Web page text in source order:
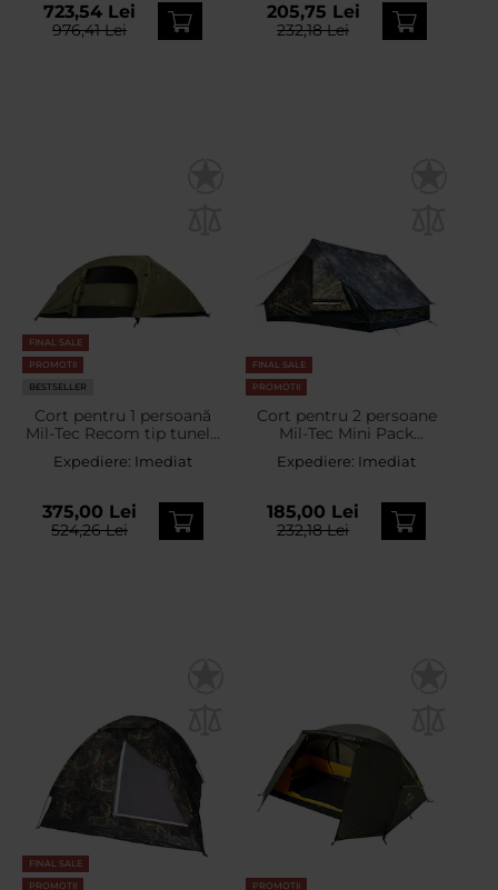
723,54 Lei
976,41 Lei
205,75 Lei
232,18 Lei
FINAL SALE
PROMOTII
BESTSELLER
Cort pentru 1 persoană
Mil-Tec Recom tip tunel -
Expediere: Imediat
375,00 Lei
524,26 Lei
FINAL SALE
PROMOTII
Cort pentru 2 persoane
Mil-Tec Mini Pack
Standard - Flecktarn
Expediere: Imediat
185,00 Lei
232,18 Lei
FINAL SALE
PROMOTII
PROMOTII